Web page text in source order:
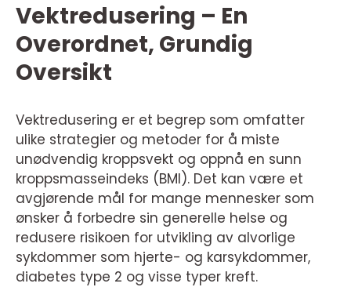
Vektredusering – En
Overordnet, Grundig
Oversikt
Vektredusering er et begrep som omfatter
ulike strategier og metoder for å miste
unødvendig kroppsvekt og oppnå en sunn
kroppsmasseindeks (BMI). Det kan være et
avgjørende mål for mange mennesker som
ønsker å forbedre sin generelle helse og
redusere risikoen for utvikling av alvorlige
sykdommer som hjerte- og karsykdommer,
diabetes type 2 og visse typer kreft.